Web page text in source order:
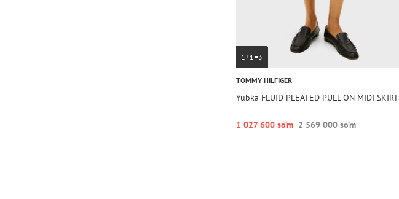
1+1=3
TOMMY HILFIGER
Yubka FLUID PLEATED PULL ON MIDI SKIRT
1 027 600 so‘m 2 569 000 so‘m